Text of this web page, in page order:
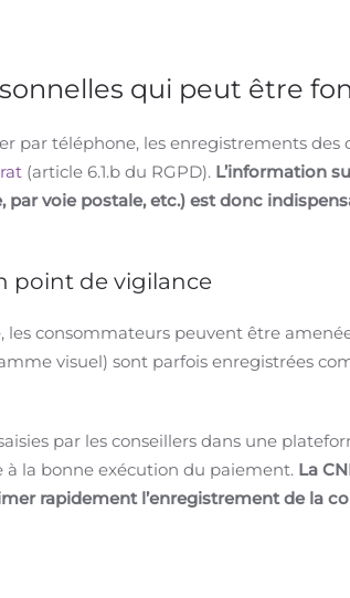
qui peut être
par téléphone, les enregistrements
(article 6.1.b du RGPD). L’information
par voie postale, etc.) est donc
point de vigilance
consommateurs peuvent être
visuel) sont parfois enregistrées
par les conseillers dans une
à la bonne exécution du paiement. La
rapidement l’enregistrement de la